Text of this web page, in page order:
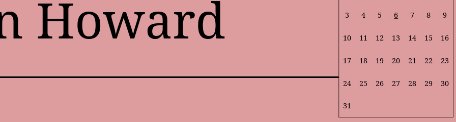
Howard 3 4 5 6 7 8 9
10 11 12 13 14 15 16
17 18 19 20 21 22 23
24 25 26 27 28 29 30
31